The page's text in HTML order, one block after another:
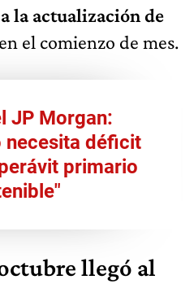
la actualización de
en el comienzo de mes.
JP Morgan:
necesita déficit
primario
llegó al